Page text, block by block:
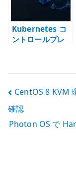
Kubernetes コ
ントロールプレ
kubeadm-certs
投
稿
ナ
ビ
CentOS 8 KVM
確認
Photon OS で